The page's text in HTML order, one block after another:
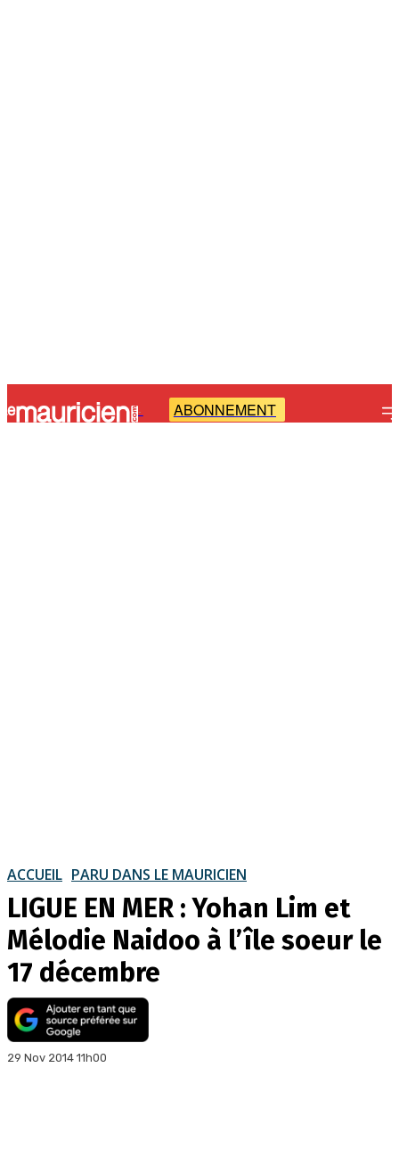
- ABONNEMENT
ACCUEIL PARU DANS LE MAURICIEN
LIGUE EN MER : Yohan Lim et
Mélodie Naidoo à l’île soeur le
17 décembre
29 Nov 2014 11h00